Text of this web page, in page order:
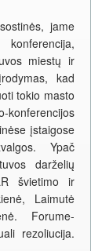
jame
miestų ir
kad
tokio masto
įstaigose
Ypač
darželių
švietimo ir
Laimutė
Forume-
rezoliucija.